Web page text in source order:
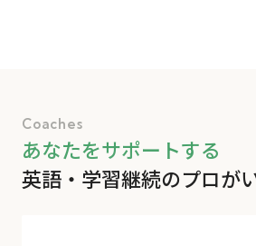
Coaches
あなたをサポートする
英語・学習継続のプロが